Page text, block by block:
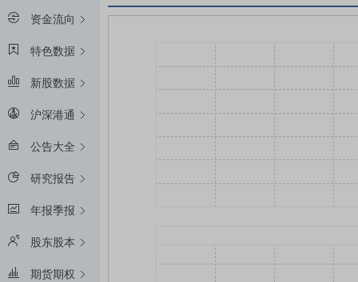
资金流向
特色数据
新股数据
沪深港通
公告大全
研究报告
年报季报
股东股本
期货期权